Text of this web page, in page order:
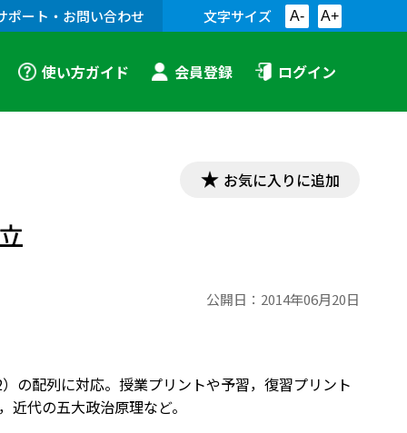
ポート・お問い合わせ 文字サイズ A- A+
使い方ガイド 会員登録 ログイン
お気に入りに追加
公開日： 2014年06月20日
配列に対応。授業プリントや予習，復習プリント
代の五大政治原理など。